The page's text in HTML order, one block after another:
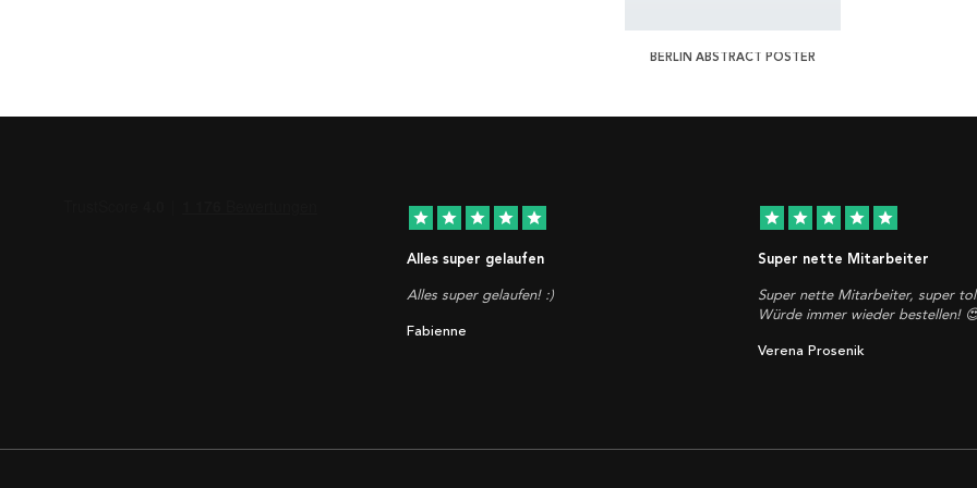
BERLIN ABSTRACT POSTER
star star star star star
Alles super gelaufen
Alles super gelaufen! :)
Fabienne
star star star star star
Super nette Mitarbeiter
Super nette Mitarbeiter, super
Würde immer wieder bestellen!
Verena Prosenik